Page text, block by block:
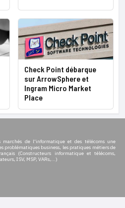
Check Point débarque
sur ArrowSphere et
Ingram Micro Market
Place
marchés de l'informatique et des télécoms une
problématiques business, les pratiques métiers de
(Constructeurs informatique et télécoms,
ISV, MSP, VARs,...)